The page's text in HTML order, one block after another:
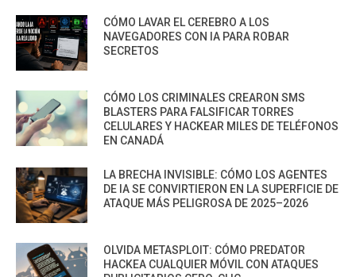
CÓMO LAVAR EL CEREBRO A LOS
NAVEGADORES CON IA PARA ROBAR
SECRETOS
CÓMO LOS CRIMINALES CREARON SMS
BLASTERS PARA FALSIFICAR TORRES
CELULARES Y HACKEAR MILES DE TELÉFONOS
EN CANADÁ
LA BRECHA INVISIBLE: CÓMO LOS AGENTES
DE IA SE CONVIRTIERON EN LA SUPERFICIE DE
ATAQUE MÁS PELIGROSA DE 2025–2026
OLVIDA METASPLOIT: CÓMO PREDATOR
HACKEA CUALQUIER MÓVIL CON ATAQUES